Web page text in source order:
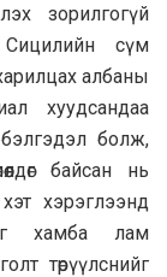
зорилгогүй
сүм
албаны
хуудсандаа
бэлгэдэл болж,
байсан нь
хэрэглээнд
хамба лам
төрүүлснийг